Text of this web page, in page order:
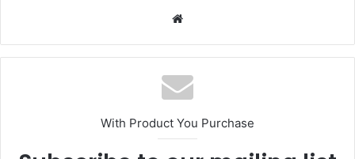
With Product You Purchase